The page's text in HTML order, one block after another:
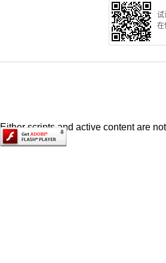
试
在
Either scripts and active content are